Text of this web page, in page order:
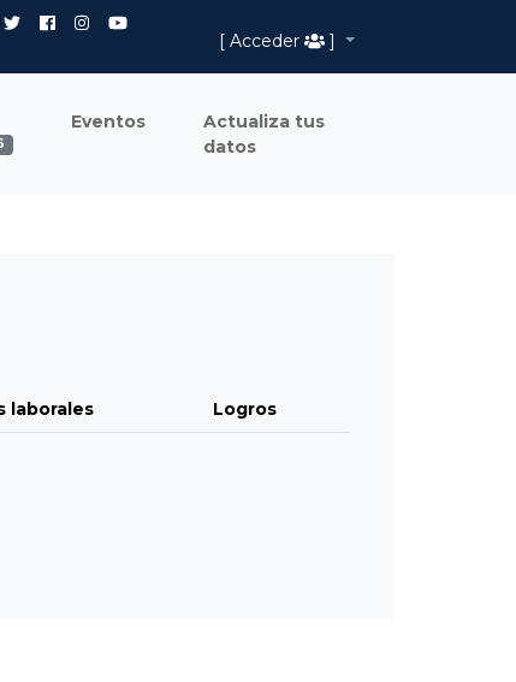
[ Acceder
]
Eventos
Actualiza tus
datos
laborales Logros